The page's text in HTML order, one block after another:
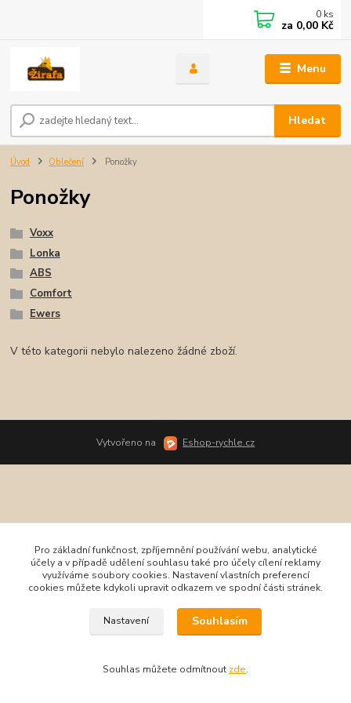
Menu
Hledat
0 ks
za 0,00 Kč
Úvod Oblečení Ponožky
Ponožky
Voxx
Lonka
ABS
Comfort
Ewers
V této kategorii nebylo nalezeno žádné zboží.
Vytvořeno na Eshop-rychle.cz
Pro základní funkčnost, zpříjemnění používání webu, analytické
účely a v případě udělení souhlasu také pro účely cílení reklamy
využíváme soubory cookies. Nastavení vlastních preferencí
cookies můžete kdykoli upravit odkazem ve spodní části stránek.
Nastavení Souhlasím
Souhlas můžete odmítnout zde.